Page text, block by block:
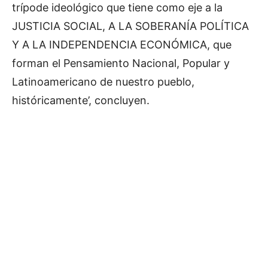
trípode ideológico que tiene como eje a la
JUSTICIA SOCIAL, A LA SOBERANÍA POLÍTICA
Y A LA INDEPENDENCIA ECONÓMICA, que
forman el Pensamiento Nacional, Popular y
Latinoamericano de nuestro pueblo,
históricamente’, concluyen.